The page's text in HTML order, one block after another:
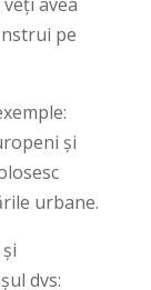
pe
și
urbane.
dvs: